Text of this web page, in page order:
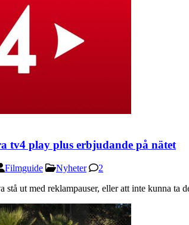
tv4 play plus erbjudande på nätet
Filmguide Nyheter
2
stå ut med reklampauser, eller att inte kunna